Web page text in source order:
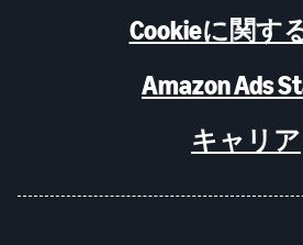
Cookieに関す
Amazon Ads
キャリア